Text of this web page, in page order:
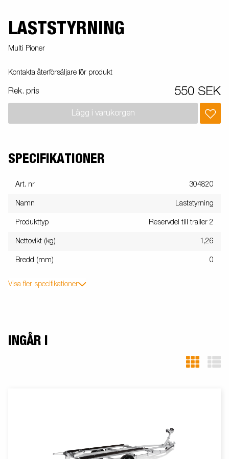
LASTSTYRNING
Multi Pioner
Kontakta återförsäljare för produkt
Rek. pris 550 SEK
Lägg i varukorgen
SPECIFIKATIONER
Art. nr 304820
Namn Laststyrning
Produkttyp Reservdel till trailer 2
Nettovikt (kg) 1,26
Bredd (mm) 0
Visa fler specifikationer
INGÅR I